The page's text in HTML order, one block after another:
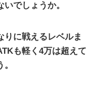
でしょうか。
りに戦えるレベルま
も軽く 4万は超えて